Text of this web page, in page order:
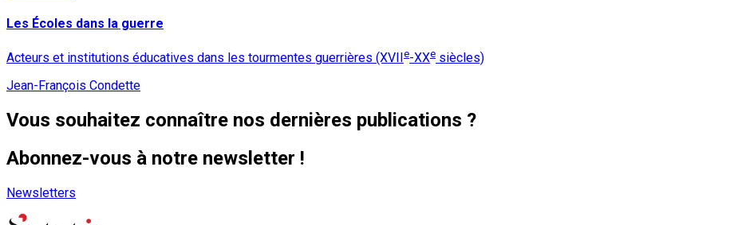
Les Écoles dans la guerre
Acteurs et institutions éducatives dans les tourmentes guerrières (XVII e-XXe siècles)
Jean-François Condette
Vous souhaitez connaître nos dernières publications ?
Abonnez-vous à notre newsletter !
Newsletters